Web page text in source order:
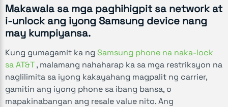
Makawala sa mga paghihigpit sa network at
i-unlock ang iyong Samsung device nang
may kumpiyansa.
Kung gumagamit ka ng Samsung phone na naka-lock
sa AT&T, malamang nahaharap ka sa mga restriksyon na
naglilimita sa iyong kakayahang magpalit ng carrier,
gamitin ang iyong phone sa ibang bansa, o
mapakinabangan ang resale value nito. Ang